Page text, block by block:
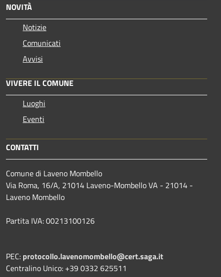
NOVITÀ
Notizie
Comunicati
Avvisi
VIVERE IL COMUNE
Luoghi
Eventi
CONTATTI
Comune di Laveno Mombello
Via Roma, 16/A, 21014 Laveno-Mombello VA - 21014 -
Laveno Mombello
Partita IVA: 00213100126
PEC: protocollo.lavenomombello@cert.saga.it
Centralino Unico: +39 0332 625511